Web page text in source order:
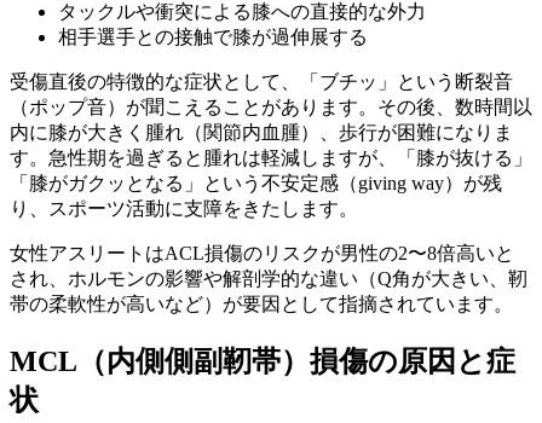
タックルや衝突による膝への直接的な外力
相手選手との接触で膝が過伸展する
受傷直後の特徴的な症状として、「ブチッ」という断裂音
（ポップ音）が聞こえることがあります。その後、数時間以
内に膝が大きく腫れ（関節内血腫）、歩行が困難になりま
す。急性期を過ぎると腫れは軽減しますが、「膝が抜ける」
「膝がガクッとなる」という不安定感（giving way）が残
り、スポーツ活動に支障をきたします。
女性アスリートはACL損傷のリスクが男性の2〜8倍高いと
され、ホルモンの影響や解剖学的な違い（Q角が大きい、靭
帯の柔軟性が高いなど）が要因として指摘されています。
MCL（内側側副靭帯）損傷の原因と症
状